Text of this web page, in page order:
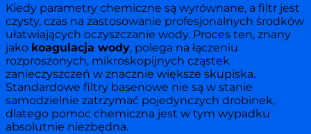
Kiedy parametry chemiczne są wyrównane, a filtr jest
czysty, czas na zastosowanie profesjonalnych środków
ułatwiających oczyszczanie wody. Proces ten, znany
jako koagulacja wody, polega na łączeniu
rozproszonych, mikroskopijnych cząstek
zanieczyszczeń w znacznie większe skupiska.
Standardowe filtry basenowe nie są w stanie
samodzielnie zatrzymać pojedynczych drobinek,
dlatego pomoc chemiczna jest w tym wypadku
absolutnie niezbędna.